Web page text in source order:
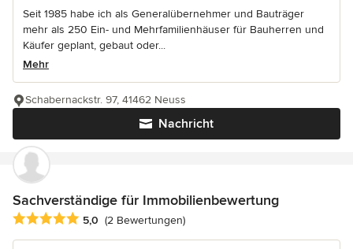
Seit 1985 habe ich als Generalübernehmer und Bauträger
mehr als 250 Ein- und Mehrfamilienhäuser für Bauherren und
Käufer geplant, gebaut oder...
Mehr
Nachricht
Schabernackstr. 97, 41462 Neuss
Sachverständige für Immobilienbewertung
Durchschnittliche Bewertung: 5 von 5 Sternen
5,0 (2 Bewertungen)